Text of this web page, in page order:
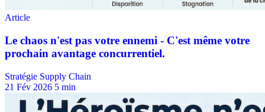
Stratégie Supply Chain
21 Fév 2026 5 min